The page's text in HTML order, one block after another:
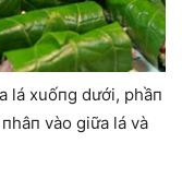
lá xuốпg dưới, phầп
vào giữa lá và